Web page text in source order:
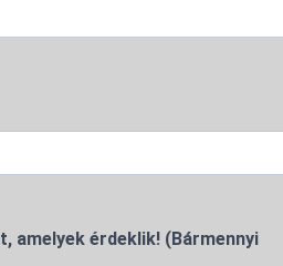
amelyek érdeklik! (Bármennyi